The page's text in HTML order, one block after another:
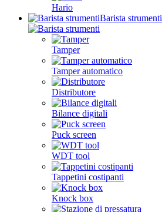
Hario
Barista strumenti
Tamper
Tamper automatico
Distributore
Bilance digitali
Puck screen
WDT tool
Tappetini costipanti
Knock box